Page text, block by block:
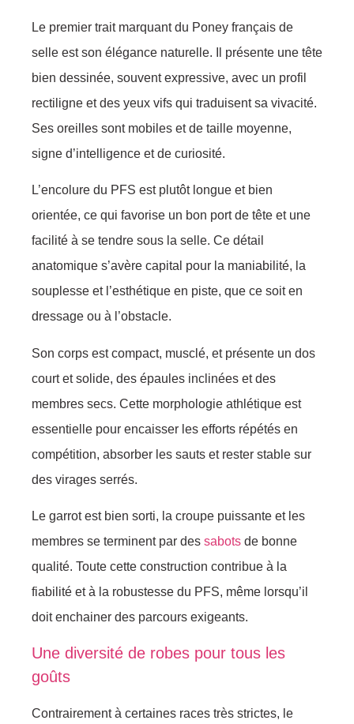
Le premier trait marquant du Poney français de
selle est son élégance naturelle. Il présente une tête
bien dessinée, souvent expressive, avec un profil
rectiligne et des yeux vifs qui traduisent sa vivacité.
Ses oreilles sont mobiles et de taille moyenne,
signe d’intelligence et de curiosité.
L’encolure du PFS est plutôt longue et bien
orientée, ce qui favorise un bon port de tête et une
facilité à se tendre sous la selle. Ce détail
anatomique s’avère capital pour la maniabilité, la
souplesse et l’esthétique en piste, que ce soit en
dressage ou à l’obstacle.
Son corps est compact, musclé, et présente un dos
court et solide, des épaules inclinées et des
membres secs. Cette morphologie athlétique est
essentielle pour encaisser les efforts répétés en
compétition, absorber les sauts et rester stable sur
des virages serrés.
Le garrot est bien sorti, la croupe puissante et les
membres se terminent par des sabots de bonne
qualité. Toute cette construction contribue à la
fiabilité et à la robustesse du PFS, même lorsqu’il
doit enchainer des parcours exigeants.
Une diversité de robes pour tous les
goûts
Contrairement à certaines races très strictes, le